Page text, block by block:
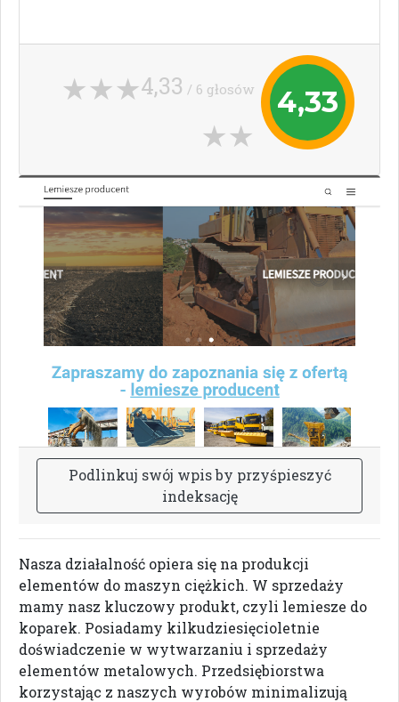
4,33
4,33 / 6 głosów
Podlinkuj swój wpisby przyśpieszyć
indeksację
Nasza działalność opiera się na produkcji
elementów do maszyn ciężkich. W sprzedaży
mamy nasz kluczowy produkt, czyli lemiesze do
koparek. Posiadamy kilkudziesięcioletnie
doświadczenie w wytwarzaniu i sprzedaży
elementów metalowych. Przedsiębiorstwa
korzystając z naszych wyrobów minimalizują